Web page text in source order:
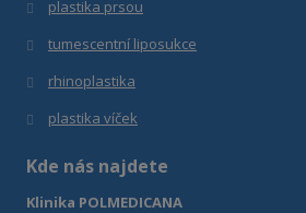
plastika prsou
tumescentní liposukce
rhinoplastika
plastika víček
Kde nás najdete
Klinika POLMEDICANA